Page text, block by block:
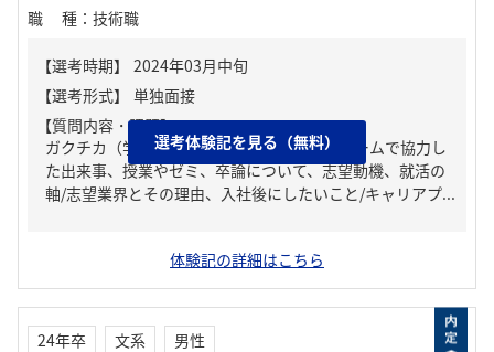
職種 ： 技術職
【質問内容・課題】
ガクチカ（学生時代に力を入れたこと）、チームで協力し
た出来事、授業やゼミ、卒論について、志望動機、就活の
軸/志望業界とその理由、入社後にしたいこと/キャリアプ...
選考体験記を見る（無料）
体験記の詳細はこちら
24年卒 文系
男性